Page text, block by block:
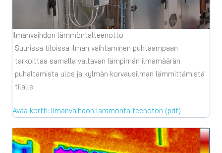
Ilmanvaihdon lämmöntalteenotto
Suurissa tiloissa ilman vaihtaminen puhtaampaan
tarkoittaa samalla valtavan lämpimän ilmamäärän
puhaltamista ulos ja kylmän korvausilman lämmittämistä
tilalle.
Avaa kortti: Ilmanvaihdon lämmöntalteenoton (pdf)